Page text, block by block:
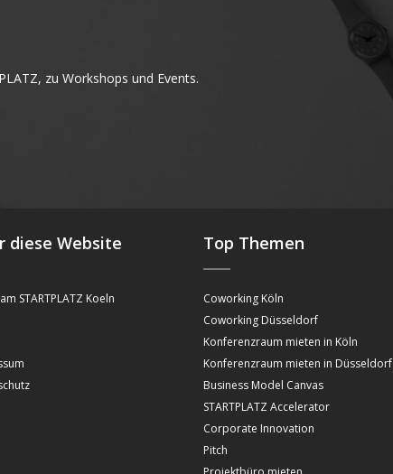
zu Workshops und Events.
diese Website
STARTPLATZ Koeln
Top Themen
Coworking Köln
Coworking Düsseldorf
Konferenzraum mieten in Köln
Konferenzraum mieten in Düsseldorf
Business Model Canvas
STARTPLATZ Accelerator
Corporate Innovation
Pitch